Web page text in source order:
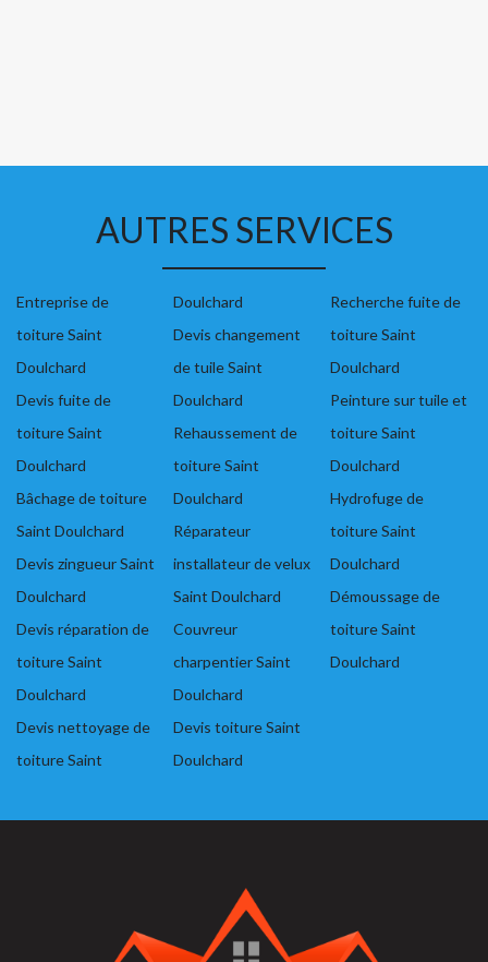
AUTRES SERVICES
Entreprise de
toiture Saint
Doulchard
Devis fuite de
toiture Saint
Doulchard
Bâchage de toiture
Saint Doulchard
Devis zingueur Saint
Doulchard
Devis réparation de
toiture Saint
Doulchard
Devis nettoyage de
toiture Saint
Doulchard
Devis changement
de tuile Saint
Doulchard
Rehaussement de
toiture Saint
Doulchard
Réparateur
installateur de velux
Saint Doulchard
Couvreur
charpentier Saint
Doulchard
Devis toiture Saint
Doulchard
Recherche fuite de
toiture Saint
Doulchard
Peinture sur tuile et
toiture Saint
Doulchard
Hydrofuge de
toiture Saint
Doulchard
Démoussage de
toiture Saint
Doulchard